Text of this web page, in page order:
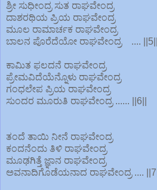
ಶ್ರೀ ಸುಧೀಂದ್ರ ಸುತ ರಾಘವೇಂದ್ರ
ದಾಶರಥಿಯ ಪ್ರಿಯ ರಾಘವೇಂದ್ರ
ಮೂಲ ರಾಮಾರ್ಚಕ ರಾಘವೇಂದ್ರ
ಬಾಲನ ಪೊರೆದೆಯೋ ರಾಘವೇಂದ್ರ .... ||5||
ಕಾಮಿತ ಫಲದನೆ ರಾಘವೇಂದ್ರ
ಪ್ರೇಮವಿದೆಯೆನ್ನೊಳು ರಾಘವೇಂದ್ರ
ಗಂಧಲೇಪ ಪ್ರಿಯ ರಾಘವೇಂದ್ರ
ಸುಂದರ ಮೂರುತಿ ರಾಘವೇಂದ್ರ ...... ||6||
ತಂದೆ ತಾಯಿ ನೀನೆ ರಾಘವೇಂದ್ರ
ಕಂದನೆಂದು ತಿಳಿ ರಾಘವೇಂದ್ರ
ಮೂಢಗಿತ್ತೆ ಜ್ಞಾನ ರಾಘವೇಂದ್ರ
ಅವನಾದಿಗೊಡೆಯನಾದ ರಾಘವೇಂದ್ರ .... ||7||